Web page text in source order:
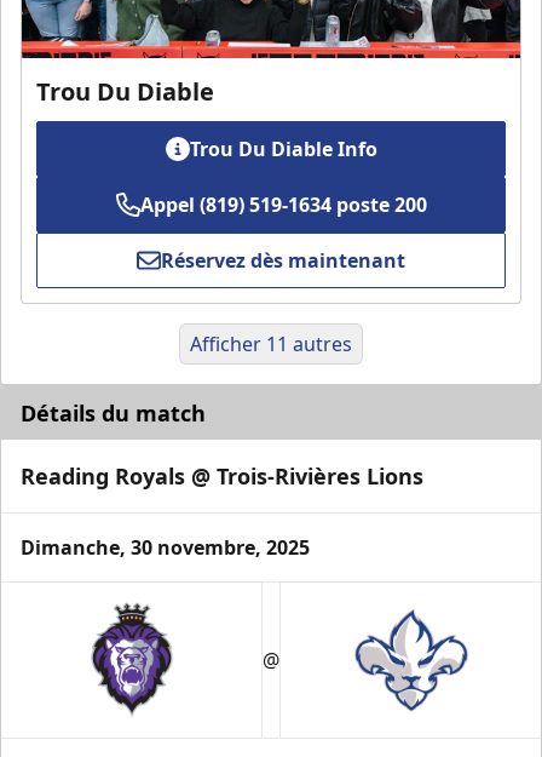
Trou Du Diable
Trou Du Diable Info
Appel (819) 519-1634 poste 200
Réservez dès maintenant
Loge VIP
Espace Prestige Info
Appel (819) 519-1634 poste 200
Afficher 11 autres
Détails du match
Reading Royals @ Trois-Rivières Lions
Dimanche, 30 novembre, 2025
@